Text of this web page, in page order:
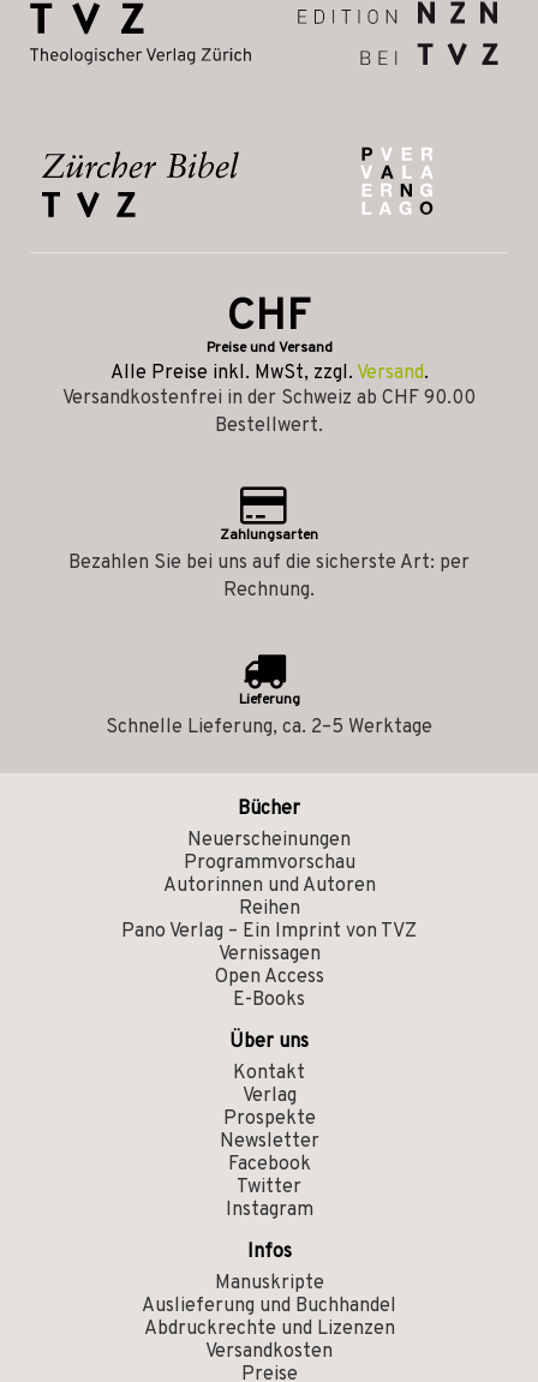
CHF
Preise und Versand
Alle Preise inkl. MwSt, zzgl. Versand.
Versandkostenfrei in der Schweiz ab CHF 90.00
Bestellwert.
Zahlungsarten
Bezahlen Sie bei uns auf die sicherste Art: per
Rechnung.
Lieferung
Schnelle Lieferung, ca. 2–5 Werktage
Bücher
Neuerscheinungen
Programmvorschau
Autorinnen und Autoren
Reihen
Pano Verlag – Ein Imprint von TVZ
Vernissagen
Open Access
E-Books
Über uns
Kontakt
Verlag
Prospekte
Newsletter
Facebook
Twitter
Instagram
Infos
Manuskripte
Auslieferung und Buchhandel
Abdruckrechte und Lizenzen
Versandkosten
Preise